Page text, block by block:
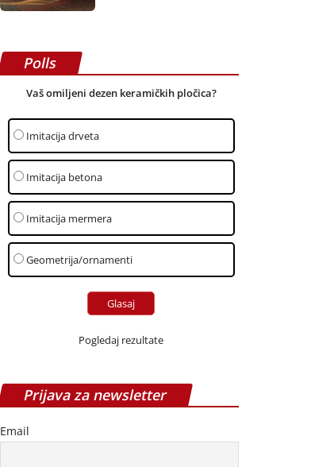
Polls
Vaš omiljeni dezen keramičkih pločica?
Imitacija drveta
Imitacija betona
Imitacija mermera
Geometrija/ornamenti
Pogledaj rezultate
Prijava za newsletter
Email